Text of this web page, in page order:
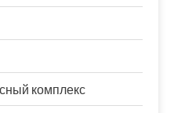
комплекс